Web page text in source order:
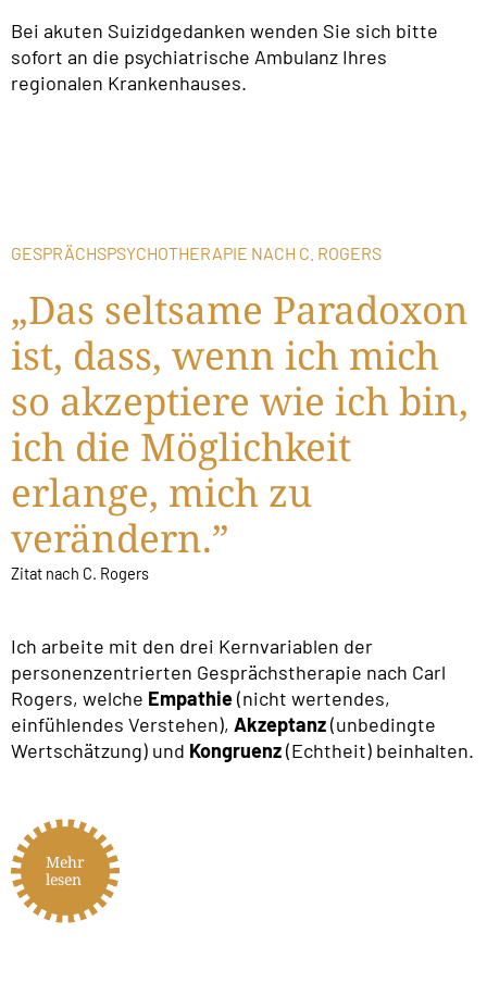
Bei akuten Suizidgedanken wenden Sie sich bitte
sofort an die psychiatrische Ambulanz Ihres
regionalen Krankenhauses.
GESPRÄCHSPSYCHOTHERAPIE NACH C. ROGERS
„Das seltsame Paradoxon
ist, dass, wenn ich mich
so ­akzeptiere wie ich bin,
ich die Möglichkeit
erlange, mich zu
verändern.”
Zitat nach C. Rogers
Ich arbeite mit den drei Kernvariablen der
personenzentrierten Gesprächstherapie nach Carl
Rogers, welche Empathie(nicht wertendes,
einfühlendes Verstehen), Akzeptanz(unbedingte
Wertschätzung) und Kongruenz(Echtheit) beinhalten.
Mehr
lesen